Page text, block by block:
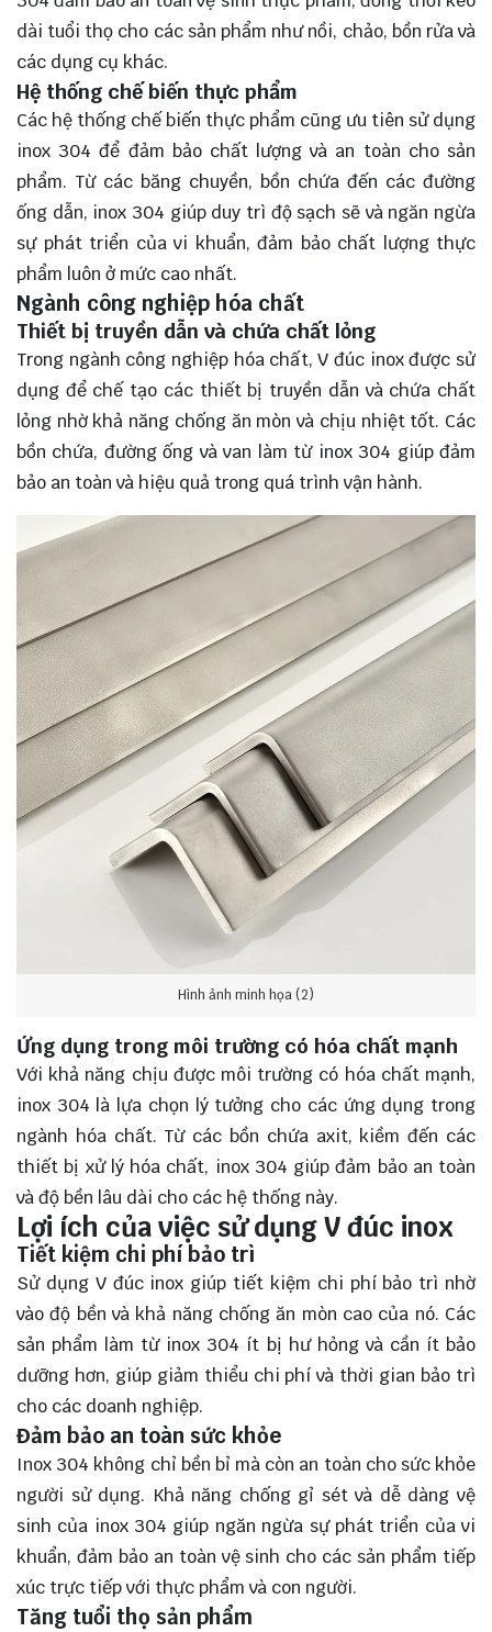
dài tuổi thọ cho các sản phẩm như nồi, chảo, bồn rửa và
các dụng cụ khác.
Hệ thống chế biến thực phẩm
Các hệ thống chế biến thực phẩm cũng ưu tiên sử dụng
inox 304 để đảm bảo chất lượng và an toàn cho sản
phẩm. Từ các băng chuyền, bồn chứa đến các đường
ống dẫn, inox 304 giúp duy trì độ sạch sẽ và ngăn ngừa
sự phát triển của vi khuẩn, đảm bảo chất lượng thực
phẩm luôn ở mức cao nhất.
Ngành công nghiệp hóa chất
Thiết bị truyền dẫn và chứa chất lỏng
Trong ngành công nghiệp hóa chất, V đúc inox được sử
dụng để chế tạo các thiết bị truyền dẫn và chứa chất
lỏng nhờ khả năng chống ăn mòn và chịu nhiệt tốt. Các
bồn chứa, đường ống và van làm từ inox 304 giúp đảm
bảo an toàn và hiệu quả trong quá trình vận hành.
Hình ảnh minh họa (2)
Ứng dụng trong môi trường có hóa chất mạnh
Với khả năng chịu được môi trường có hóa chất mạnh,
inox 304 là lựa chọn lý tưởng cho các ứng dụng trong
ngành hóa chất. Từ các bồn chứa axit, kiềm đến các
thiết bị xử lý hóa chất, inox 304 giúp đảm bảo an toàn
và độ bền lâu dài cho các hệ thống này.
Lợi ích của việc sử dụng V đúc inox
Tiết kiệm chi phí bảo trì
Sử dụng V đúc inox giúp tiết kiệm chi phí bảo trì nhờ
vào độ bền và khả năng chống ăn mòn cao của nó. Các
sản phẩm làm từ inox 304 ít bị hư hỏng và cần ít bảo
dưỡng hơn, giúp giảm thiểu chi phí và thời gian bảo trì
cho các doanh nghiệp.
Đảm bảo an toàn sức khỏe
Inox 304 không chỉ bền bỉ mà còn an toàn cho sức khỏe
người sử dụng. Khả năng chống gỉ sét và dễ dàng vệ
sinh của inox 304 giúp ngăn ngừa sự phát triển của vi
khuẩn, đảm bảo an toàn vệ sinh cho các sản phẩm tiếp
xúc trực tiếp với thực phẩm và con người.
Tăng tuổi thọ sản phẩm